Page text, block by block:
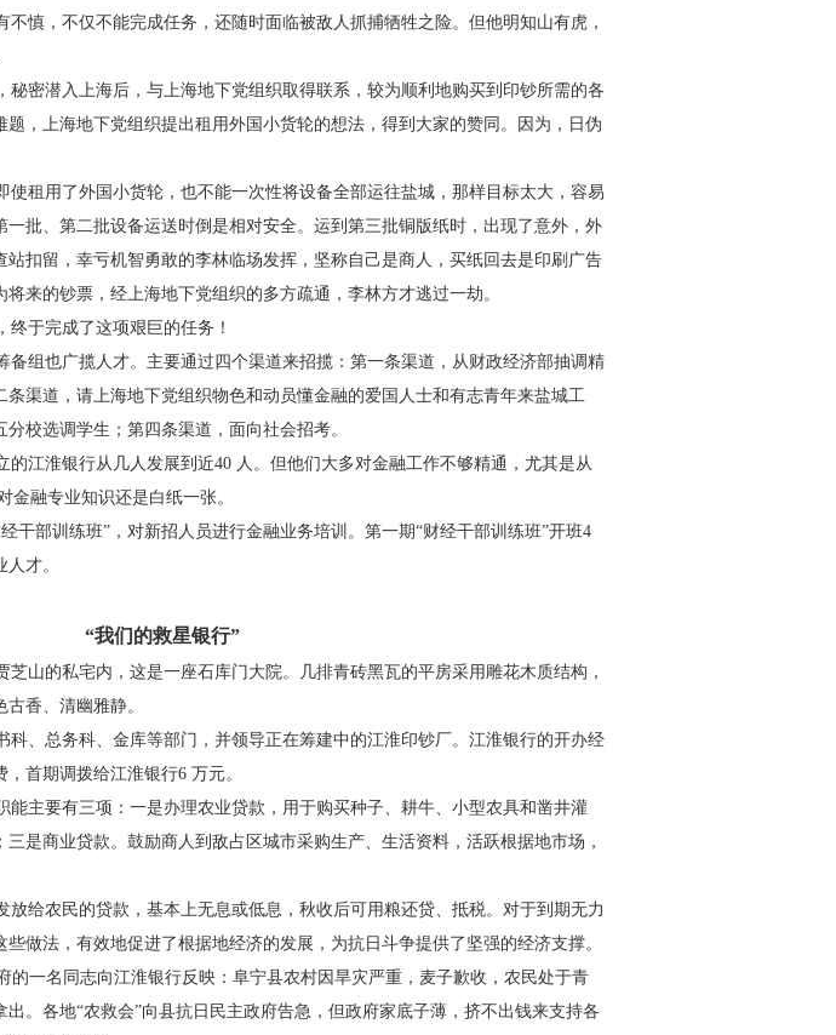
不慎，不仅不能完成任务，还随时面临被敌人抓捕牺牲之险。但他明知山有虎，
秘密潜入上海后，与上海地下党组织取得联系，较为顺利地购买到印钞所需的各
题，上海地下党组织提出租用外国小货轮的想法，得到大家的赞同。因为，日伪
使租用了外 国小货轮，也不能一次性将设备全部运往盐城，那样 目标太大，容易
一批、第二批设备运送时倒是相对安全。运到第三批铜版纸时，出现了意外，外
站扣留，幸亏机智勇敢的李林临场发挥，坚称自己是商人，买纸回去是印刷广告
将来的钞票，经上海地下党组织的多方疏通，李林方才逃过一劫。
终于完成了这项艰巨的任务！
备组也广揽人才。主要通过四个渠道来招揽：第一条渠道，从财政经济部抽调精
条渠道，请上海地下党组织物色和动员懂金融的爱 国人士和有志青年来盐城工
分校选调学生；第四条渠道，面向社会招考。
的江淮银行从几人发展到近40 人。但他们大多对金融工作不够精通，尤其是从
金融专业知识还是白纸一张。
干部训练班”，对新招人员进行金融业务培训。第一期“财经干部训练班”开班4
人才。
“我们的救星银行”
芝山的私宅内，这是一座石库门大院。几排青砖黑瓦的平房采用雕花木质结构，
古香、清幽雅静。
、总务科、 金库等部门，并领导正在筹建中的江淮印钞厂。江淮银行的开办经
，首期调拨给江淮银行6 万元。
能主要有三项：一是办理农业贷款，用于购买种子、耕牛、小型农具和凿井灌
三是商业贷款。鼓励商人到敌占区城市采购生产、生活资料，活跃根据地市场，
放给农民的贷款，基本上无息或低息，秋收后可用粮还贷、抵税。 对于到期无力
些做法，有效地促进了根据地经济的发展，为抗日斗争提供了坚强的经济支撑。
的一名同志向江淮银行反映：阜宁县农村因旱灾严重，麦子歉收， 农民处于青
出。各地“农救会”向县抗日民主政府告急，但政府家底子薄，挤不出钱来支持各